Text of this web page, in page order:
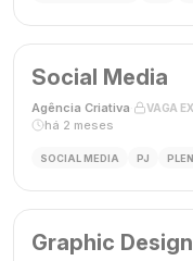
Social Media
Agência Criativa VAGA
há 2 meses
SOCIAL MEDIA PJ
Graphic